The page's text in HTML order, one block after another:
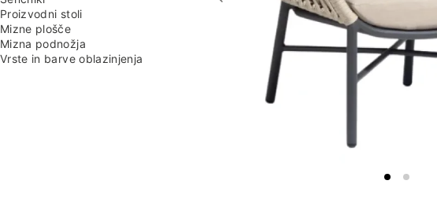
Proizvodni stoli
Mizne plošče
Mizna podnožja
Vrste in barve oblazinjenja